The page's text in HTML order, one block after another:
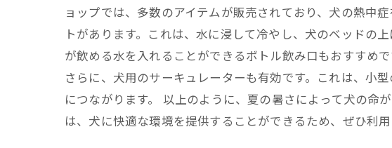
ョップでは、多数のアイテムが販売されており、犬の熱中
トがあります。これは、水に浸して冷やし、犬のベッドの
が飲める水を入れることができるボトル飲み口もおすすめ
さらに、犬用のサーキュレーターも有効です。これは、小
につながります。 以上のように、夏の暑さによって犬の命
は、犬に快適な環境を提供することができるため、ぜひ利用